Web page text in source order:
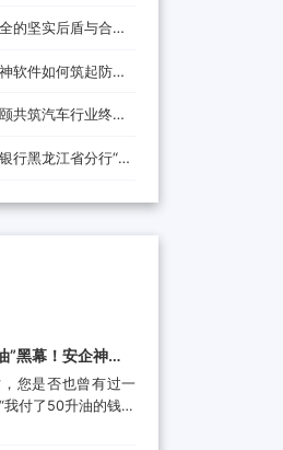
的坚实后盾与合作
软件如何筑起防泄
共筑汽车行业终端
行黑龙江省分行“快
”黑幕！安企神软
油站实现诚信经
费者信任
您是否也曾有过一
我付了50升油的钱，